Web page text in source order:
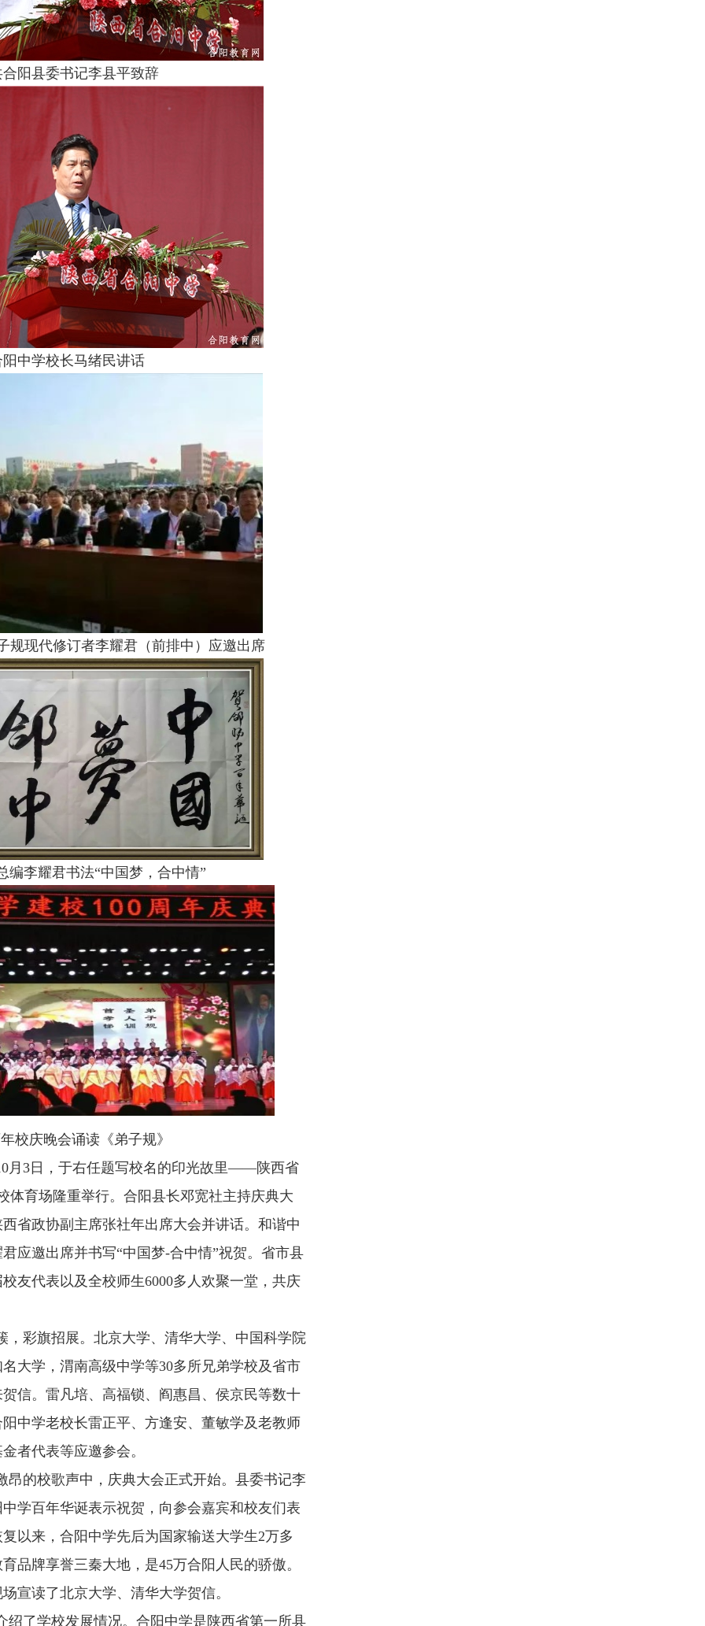
合阳县委书记李县平致辞
阳中学校长马绪民讲话
规现代修订者李耀君（前排中）应邀出席
编李耀君书法“中国梦，合中情”
校庆晚会诵读《弟子规》
3日，于右任题写校名的印光故里——陕西省
体育场隆重举行。合阳县长邓宽社主持庆典大
省政协副主席张社年出席大会并讲话。和谐中
应邀出席并书写“中国梦-合中情”祝贺。省市县
友代表以及全校师生6000多人欢聚一堂，共庆
彩旗招展。北京大学、清华大学、中国科学院
大学，渭南高级中学等30多所兄弟学校及省市
信。雷凡培、高福锁、阎惠昌、侯京民等数十
中学老校长雷正平、方逢安、董敏学及老教师
者代表等应邀参会。
的校歌声中，庆典大会正式开始。县委书记李
学百年华诞表示祝贺，向参会嘉宾和校友们表
以来，合阳中学先后为国家输送大学生2万多
品牌享誉三秦大地，是45万合阳人民的骄傲。
宣读了北京大学、清华大学贺信。
了学校发展情况。合阳中学是陕西省第一所县